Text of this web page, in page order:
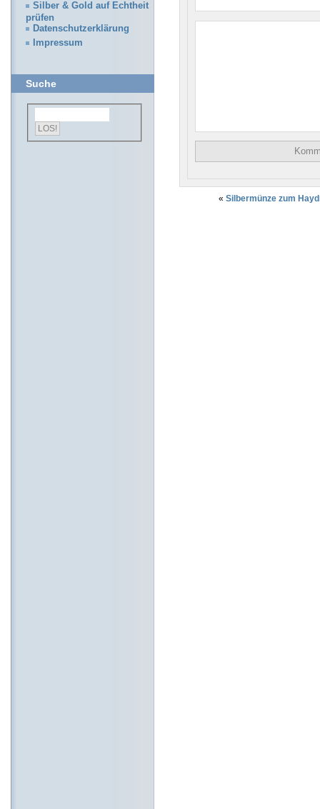
« Silbermünze zum
Silber & Gold auf Echtheit
prüfen
Datenschutzerklärung
Impressum
Suche